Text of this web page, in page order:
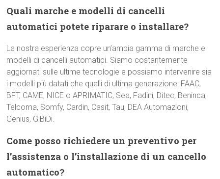
Quali marche e modelli di cancelli
automatici potete riparare o installare?
La nostra esperienza copre un’ampia gamma di marche e
modelli di cancelli automatici. Siamo costantemente
aggiornati sulle ultime tecnologie e possiamo intervenire sia
i modelli più datati che quelli di ultima generazione: FAAC,
BFT, CAME, NICE o APRIMATIC, Sea, Fadini, Ditec, Beninca,
Telcoma, Somfy, Cardin, Casit, Tau, DEA Automazioni,
Genius, GiBiDi.
Come posso richiedere un preventivo per
l’assistenza o l’installazione di un cancello
automatico?